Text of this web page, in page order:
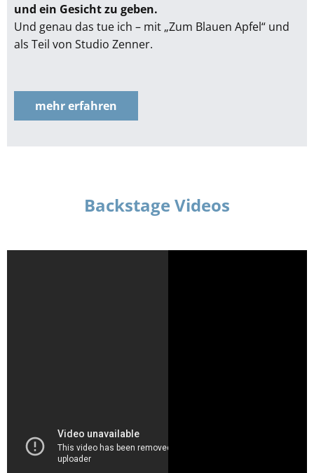
und ein Gesicht zu geben.
Und genau das tue ich – mit „Zum Blauen Apfel“ und
als Teil von Studio Zenner.
mehr erfahren
Backstage Videos